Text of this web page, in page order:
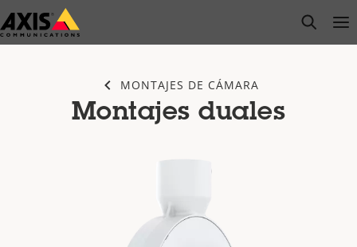
Saltar
al
open
MONTAJES DE CÁMARA
Montajes duales